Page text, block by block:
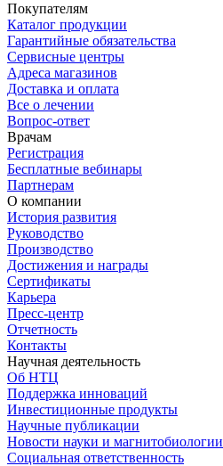
Покупателям
Каталог продукции
Гарантийные обязательства
Сервисные центры
Адреса магазинов
Доставка и оплата
Все о лечении
Вопрос-ответ
Врачам
Регистрация
Бесплатные вебинары
Партнерам
О компании
История развития
Руководство
Производство
Достижения и награды
Сертификаты
Карьера
Пресс-центр
Отчетность
Контакты
Научная деятельность
Об НТЦ
Поддержка инноваций
Инвестиционные продукты
Научные публикации
Новости науки и магнитобиологии
Социальная ответственность